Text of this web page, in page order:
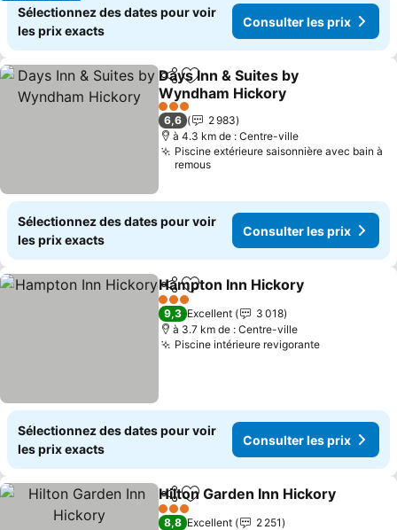
Sélectionnez des dates pour voir
les prix exacts
Consulter les prix
PartagerAjouter à mes favoris
Days Inn & Suites by
Wyndham Hickory
3 Étoiles
6,6
2 983
à 4.3 km de : Centre-ville
Piscine extérieure saisonnière avec bain à
remous
Sélectionnez des dates pour voir
les prix exacts
Consulter les prix
PartagerAjouter à mes favoris
Hampton Inn Hickory
3 Étoiles
9,3 Excellent
3 018
à 3.7 km de : Centre-ville
Piscine intérieure revigorante
Sélectionnez des dates pour voir
les prix exacts
Consulter les prix
PartagerAjouter à mes favoris
Hilton Garden Inn Hickory
3 Étoiles
8,8 Excellent
2 251